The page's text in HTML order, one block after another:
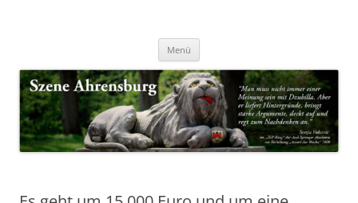
Szene Ahrensburg
Menü